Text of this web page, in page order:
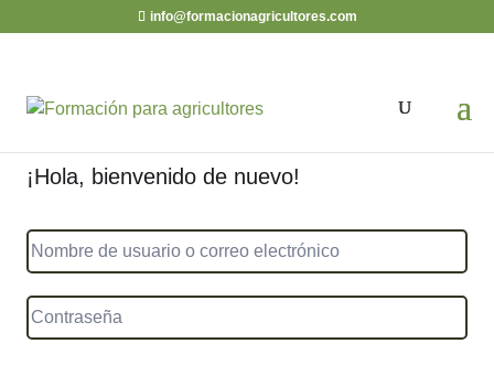
info@formacionagricultores.com
¡Hola, bienvenido de nuevo!